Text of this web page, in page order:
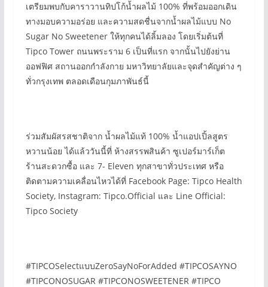
เตรียมพบกับคาราวานทิปโก้น้ำผลไม้ 100% ที่พร้อมออกเดิน
ทางมอบความอร่อย และความสดชื่นจากน้ำผลไม้แบบ No
Sugar No Sweetener ให้ทุกคนได้ลิ้มลอง โดยเริ่มต้นที่
Tipco Tower ถนนพระราม 6 เป็นที่แรก จากนั้นไปยังย่าน
ออฟฟิศ สถานออกกำลังกาย มหาวิทยาลัยและจุดสำคัญต่าง ๆ
ทั่วกรุงเทพ ตลอดเดือนกุมภาพันธ์นี้
ร่วมสัมผัสรสชาติจาก น้ำผลไม้แท้ 100% น้ำแอปเปิ้ลสูตร
หวานน้อย ได้แล้ววันนี้ที่ ห้างสรรพสินค้า ซูเปอร์มาร์เก็ต
ร้านสะดวกซื้อ และ 7- Eleven ทุกสาขาทั่วประเทศ หรือ
ติดตามความเคลื่อนไหวได้ที่ Facebook Page: Tipco Health
Society, Instagram: Tipco.Official และ Line Official:
Tipco Society
#TIPCOSelectแบบZeroSayNoForAdded #TIPCOSAYNO
#TIPCONOSUGAR #TIPCONOSWEETENER #TIPCO